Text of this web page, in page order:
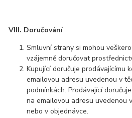
VIII. Doručování
Smluvní strany si mohou
vzájemně doručovat
Kupující doručuje prodávajícímu
emailovou adresu uvedenou v
podmínkách. Prodávající
na emailovou adresu uvedenou
nebo v objednávce.